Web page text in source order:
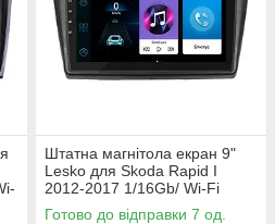
Штатна магнітола екран 9"
Lesko для Skoda Rapid I
2012-2017 1/16Gb/ Wi-Fi
Optima Шкода
Готово до відправки 7 од.